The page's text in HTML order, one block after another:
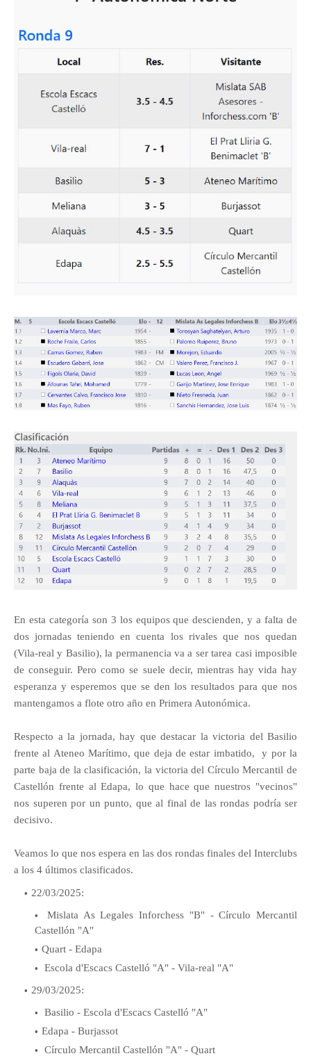
En esta categoría son 3 los equipos que descienden, y a falta de
dos jornadas teniendo en cuenta los rivales que nos quedan
(Vila-real y Basilio), la permanencia va a ser tarea casi imposible
de conseguir. Pero como se suele decir, mientras hay vida hay
esperanza y esperemos que se den los resultados para que nos
mantengamos a flote otro año en Primera Autonómica.
Respecto a la jornada, hay que destacar la victoria del Basilio
frente al Ateneo Marítimo, que deja de estar imbatido, y por la
parte baja de la clasificación, la victoria del Círculo Mercantil de
Castellón frente al Edapa, lo que hace que nuestros "vecinos"
nos superen por un punto, que al final de las rondas podría ser
decisivo.
Veamos lo que nos espera en las dos rondas finales del Interclubs
a los 4 últimos clasificados.
22/03/2025:
Mislata As Legales Inforchess "B" - Círculo Mercantil
Castellón "A"
Quart - Edapa
Escola d'Escacs Castelló "A" - Vila-real "A"
29/03/2025:
Basilio - Escola d'Escacs Castelló "A"
Edapa - Burjassot
Círculo Mercantil Castellón "A" - Quart